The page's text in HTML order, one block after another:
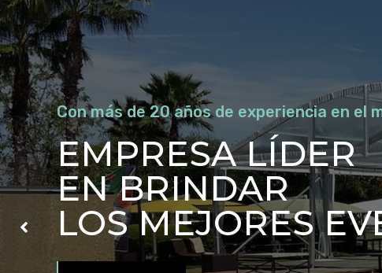
Con más de 20 años de experiencia en el
EMPRESA LÍDER
EN BRINDAR
LOS MEJORES